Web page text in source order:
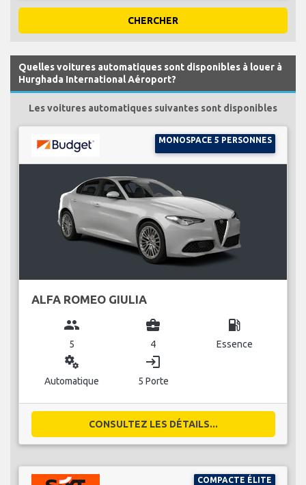
CHERCHER
Quelles voitures automatiques sont disponibles à louer à
Hurghada International Aéroport?
Les voitures automatiques suivantes sont disponibles
MONOSPACE 5 PERSONNES
ALFA ROMEO GIULIA
group
5
business_center
4
local_gas_station
Essence
miscellaneous_services
Automatique
login
5 Porte
CONSULTEZ LES DÉTAILS...
COMPACTE ÉLITE